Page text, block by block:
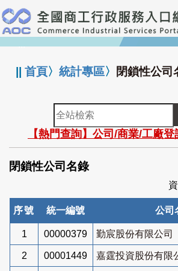
跳
到
主
要
:::
||首頁〉統計專區〉 閉鎖性公司
全
站
檢
索
【熱門查詢】公司/商業/工廠
閉鎖性公司名錄
序號 統一編號 公司
1 00000379 勤宸股份有限公司
2 00001449 嘉霆投資股份有限